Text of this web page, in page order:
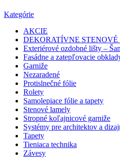
Kategórie
AKCIE
DEKORATÍVNE STENOVÉ
Exteriérové ozdobné lišty –
Fasádne a zatepľovacie
Garniže
Nezaradené
Protislnečné fólie
Rolety
Samolepiace fólie a tapety
Stenové lamely
Stropné koľajnicové garniže
Systémy pre architektov a
Tapety
Tieniaca technika
Závesy